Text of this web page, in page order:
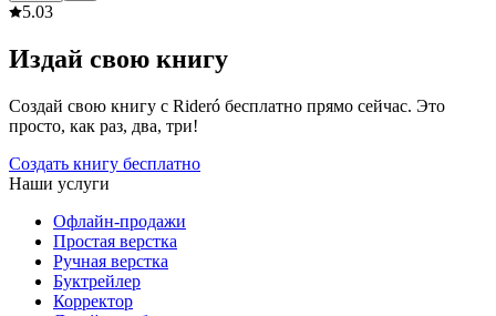
5.03
Издай свою книгу
Создай свою книгу с Rideró бесплатно прямо сейчас. Это
просто, как раз, два, три!
Создать книгу бесплатно
Наши услуги
Офлайн-продажи
Простая верстка
Ручная верстка
Буктрейлер
Корректор